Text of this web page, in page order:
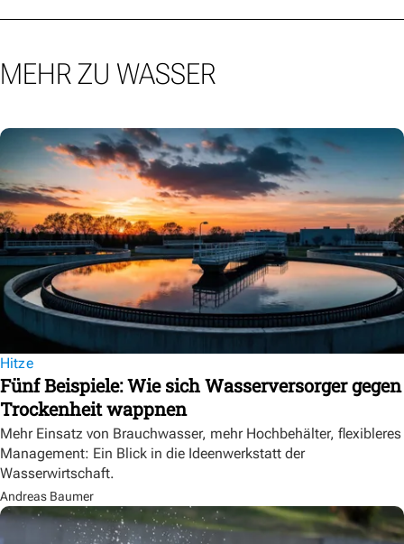
MEHR ZU WASSER
Hitze
Fünf Beispiele: Wie sich Wasserversorger gegen
Trockenheit wappnen
Mehr Einsatz von Brauchwasser, mehr Hochbehälter, flexibleres
Management: Ein Blick in die Ideenwerkstatt der
Wasserwirtschaft.
Andreas Baumer